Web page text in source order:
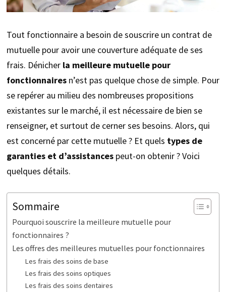
Tout fonctionnaire a besoin de souscrire un contrat de
mutuelle pour avoir une couverture adéquate de ses
frais. Dénicher la meilleure mutuelle pour
fonctionnairesn’est pas quelque chose de simple. Pour
se repérer au milieu des nombreuses propositions
existantes sur le marché, il est nécessaire de bien se
renseigner, et surtout de cerner ses besoins. Alors, qui
est concerné par cette mutuelle ? Et quels types de
garanties et d’assistancespeut-on obtenir ? Voici
quelques détails.
Sommaire
Pourquoi souscrire la meilleure mutuelle pour
fonctionnaires ?
Les offres des meilleures mutuelles pour fonctionnaires
Les frais des soins de base
Les frais des soins optiques
Les frais des soins dentaires